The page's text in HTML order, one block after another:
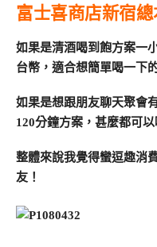
富士喜商店新宿
如果是清酒喝到飽方案一
台幣，適合想簡單喝一下
如果是想跟朋友聊天聚會
120分鐘方案，甚麼都可
整體來說我覺得蠻逗趣消
友！